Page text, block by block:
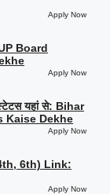
Apply Now
Board
Apply Now
यहां से: Bihar
Kaise Dekhe
Apply Now
6th) Link:
Apply Now